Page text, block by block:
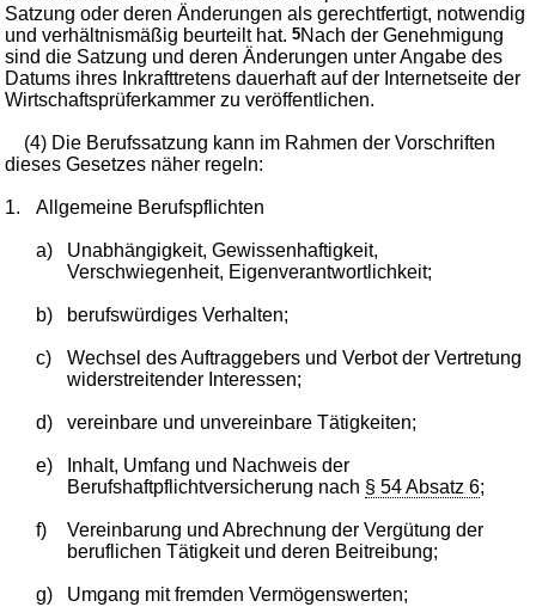
Satzung oder deren Änderungen als gerechtfertigt, notwendig
und verhältnismäßig beurteilt hat.5Nach der Genehmigung
sind die Satzung und deren Änderungen unter Angabe des
Datums ihres Inkrafttretens dauerhaft auf der Internetseite der
Wirtschaftsprüferkammer zu veröffentlichen.
(4) Die Berufssatzung kann im Rahmen der Vorschriften
dieses Gesetzes näher regeln:
1. Allgemeine Berufspflichten
a)
Unabhängigkeit, Gewissenhaftigkeit,
Verschwiegenheit, Eigenverantwortlichkeit;
b) berufswürdiges Verhalten;
c)
Wechsel des Auftraggebers und Verbot der Vertretung
widerstreitender Interessen;
d) vereinbare und unvereinbare Tätigkeiten;
e)
Inhalt, Umfang und Nachweis der
Berufshaftpflichtversicherung nach § 54 Absatz 6;
f)
Vereinbarung und Abrechnung der Vergütung der
beruflichen Tätigkeit und deren Beitreibung;
g) Umgang mit fremden Vermögenswerten;